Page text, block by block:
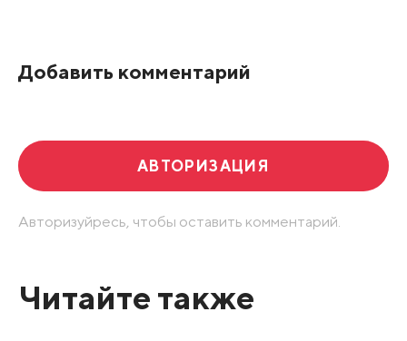
Добавить комментарий
АВТОРИЗАЦИЯ
Авторизуйресь, чтобы оставить комментарий.
Читайте также